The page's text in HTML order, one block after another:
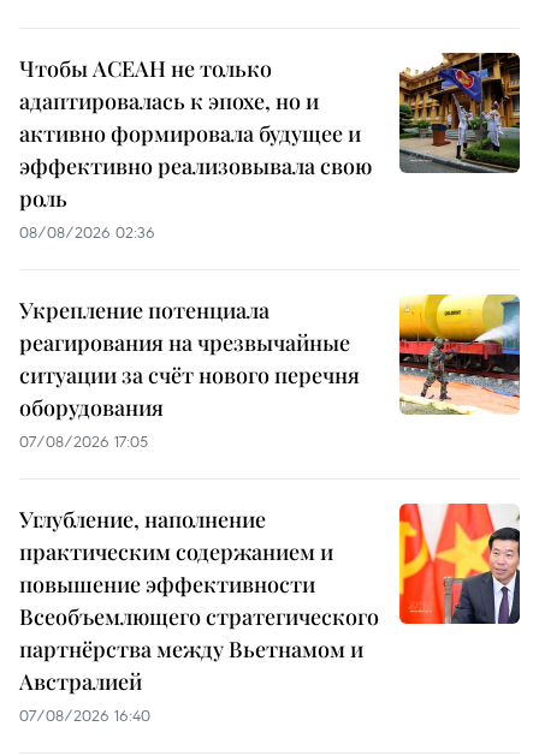
Чтобы АСЕАН не только
адаптировалась к эпохе, но и
активно формировала будущее и
эффективно реализовывала свою
роль
08/08/2026 02:36
Укрепление потенциала
реагирования на чрезвычайные
ситуации за счёт нового перечня
оборудования
07/08/2026 17:05
Углубление, наполнение
практическим содержанием и
повышение эффективности
Всеобъемлющего стратегического
партнёрства между Вьетнамом и
Австралией
07/08/2026 16:40